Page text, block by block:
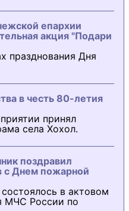
епархии
акция "Подари
празднования Дня
в честь 80-летия
принял
села Хохол.
поздравил
с Днем пожарной
в актовом
МЧС России по